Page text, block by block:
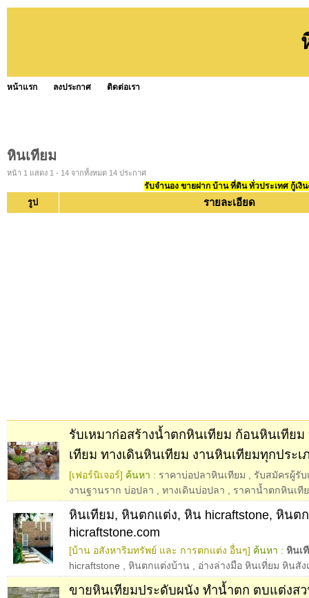
หน้าแรก ลงประกาศ ติดต่อเรา
หินเทียม
หน้า 1 แสดง 1 - 14 จากทั้งหมด 14 ประกาศ
รับจำนอง ขายฝาก บ้าน ที่ดิน ทั่วประเทศ กู้เงิ
รูป รายละเอียด
รับเหมาก่อสร้างน้ำตกหินเทียม ก้อนหินเทีย
เทียม ทางเดินหินเทียม งานหินเทียมทุกประเ
[เฟอร์นิเจอร์] ค้นหา : ราคาบ่อปลาหินเทียม
รับสมัครผู้รับ
งานฐานราก บ่อปลา
ทางเดินบ่อปลา ราคาน้ำตกหินเที
หินเทียม, หินตกแต่ง, หิน hicraftstone, หินต
hicraftstone.com
[บ้าน อสังหาริมทรัพย์ และ การตกแต่ง อื่นๆ] ค้นหา : หินเ
hicraftstone
หินตกแต่งบ้าน อ่างล่างมือ หินเที่ยม หินสัง
ขายหินเทียมประดับผนัง ทำน้ำตก ตบแต่งส